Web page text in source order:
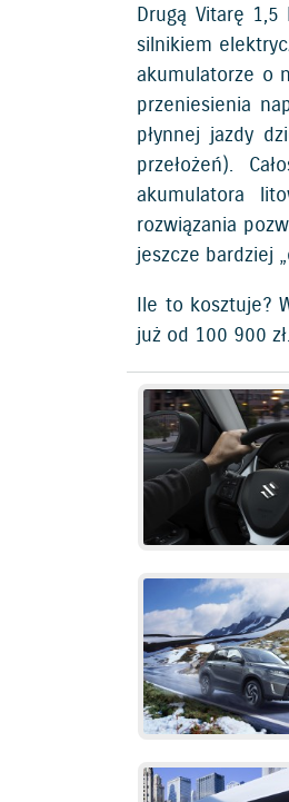
Drugą Vitarę
silnikiem
akumulatorze o
przeniesienia
płynnej jazdy
przełożeń).
akumulatora
rozwiązania
jeszcze bardziej
Ile to kosztuje?
już od 100 900 zł.